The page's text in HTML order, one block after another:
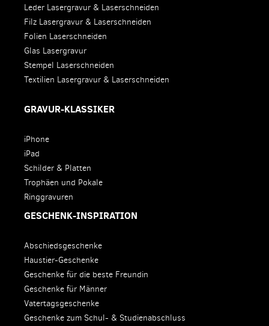
Leder Lasergravur & Laserschneiden
Filz Lasergravur & Laserschneiden
Folien Laserschneiden
Glas Lasergravur
Stempel Laserschneiden
Textilien Lasergravur & Laserschneiden
GRAVUR-KLASSIKER
iPhone
iPad
Schilder & Platten
Trophäen und Pokale
Ringgravuren
GESCHENK-INSPIRATION
Abschiedsgeschenke
Haustier-Geschenke
Geschenke für die beste Freundin
Geschenke für Männer
Vatertagsgeschenke
Geschenke zum Schul- & Studienabschluss